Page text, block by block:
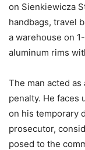
on Sienkiewicza
handbags, travel
a warehouse on
aluminum rims
The man acted
penalty. He faces
on his temporary
prosecutor,
posed to the